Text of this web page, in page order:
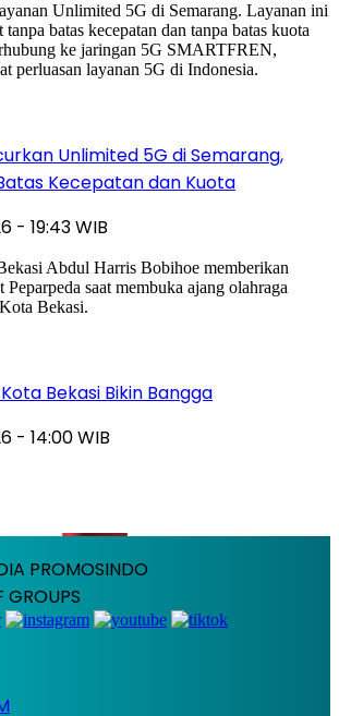
Unlimited 5G di Semarang,
Kecepatan dan Kuota
- 19:43 WIB
Bekasi Bikin Bangga
- 14:00 WIB
PROMOSINDO
GROUPS